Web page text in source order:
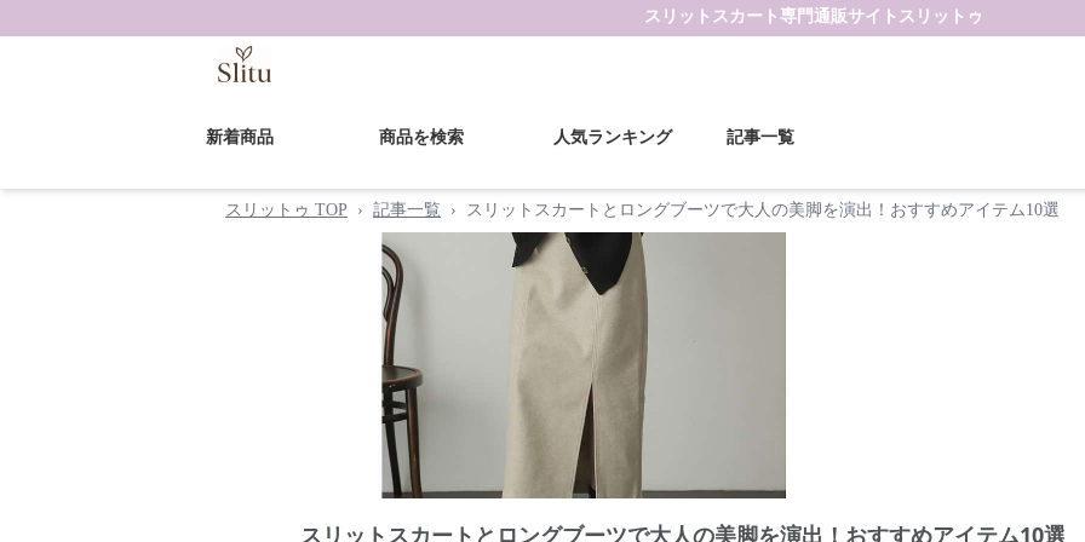
スリットスカート 専門通販サイト スリットゥ
新着商品 商品を検索 人気ランキング 記事一覧
スリットゥ TOP › 記事一覧 › スリットスカートとロングブーツで大人の美脚を演出！おすすめアイテム10選
スリットスカートとロングブーツで大人の美脚を演出！おすすめアイテム10選